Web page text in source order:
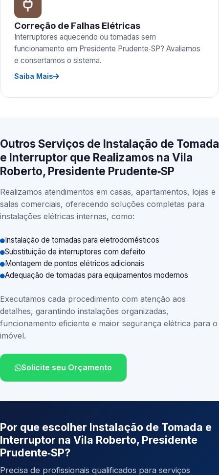
Correção de Falhas Elétricas
Interruptores aquecendo ou tomadas sem
funcionamento em Presidente Prudente‑SP? Avaliamos
e consertamos o sistema.
Saiba Mais
Outros Serviços de Instalação de Tomada
e Interruptor que Realizamos na Vila
Roberto, Presidente Prudente‑SP
Realizamos atendimentos em casas, apartamentos, lojas e
salas comerciais, oferecendo soluções completas para
instalações elétricas internas, como:
Instalação de tomadas para eletrodomésticos
Substituição de interruptores com defeito
Montagem de pontos elétricos adicionais
Adequação de tomadas para equipamentos modernos
Executamos cada procedimento com atenção aos
detalhes, garantindo instalações organizadas,
funcionamento eficiente e maior segurança elétrica para o
imóvel.
Solicite seu Orçamento
Por que escolher Instalação de Tomada e
Interruptor na Vila Roberto, Presidente
Prudente‑SP?
Precisa de profissionais qualificados para serviços